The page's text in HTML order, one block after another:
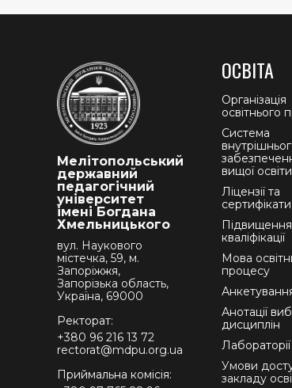
Мелітопольський
державний
педагогічний
університет
імені Богдана
Хмельницького
вул. Наукового
містечка, 59, м.
Запоріжжя,
Запорізька область,
Україна, 69000
Ректорат:
+380 96 216 13 72
rectorat@mdpu.org.ua
Приймальна комісія:
ОСВІТА
Організація
освітнього
Система
вищої освіти
Ліцензії та
сертифікати
Підвищення
кваліфікації
Мова
процесу
Анотації
дисциплін
Лабораторії
Умови
закладу